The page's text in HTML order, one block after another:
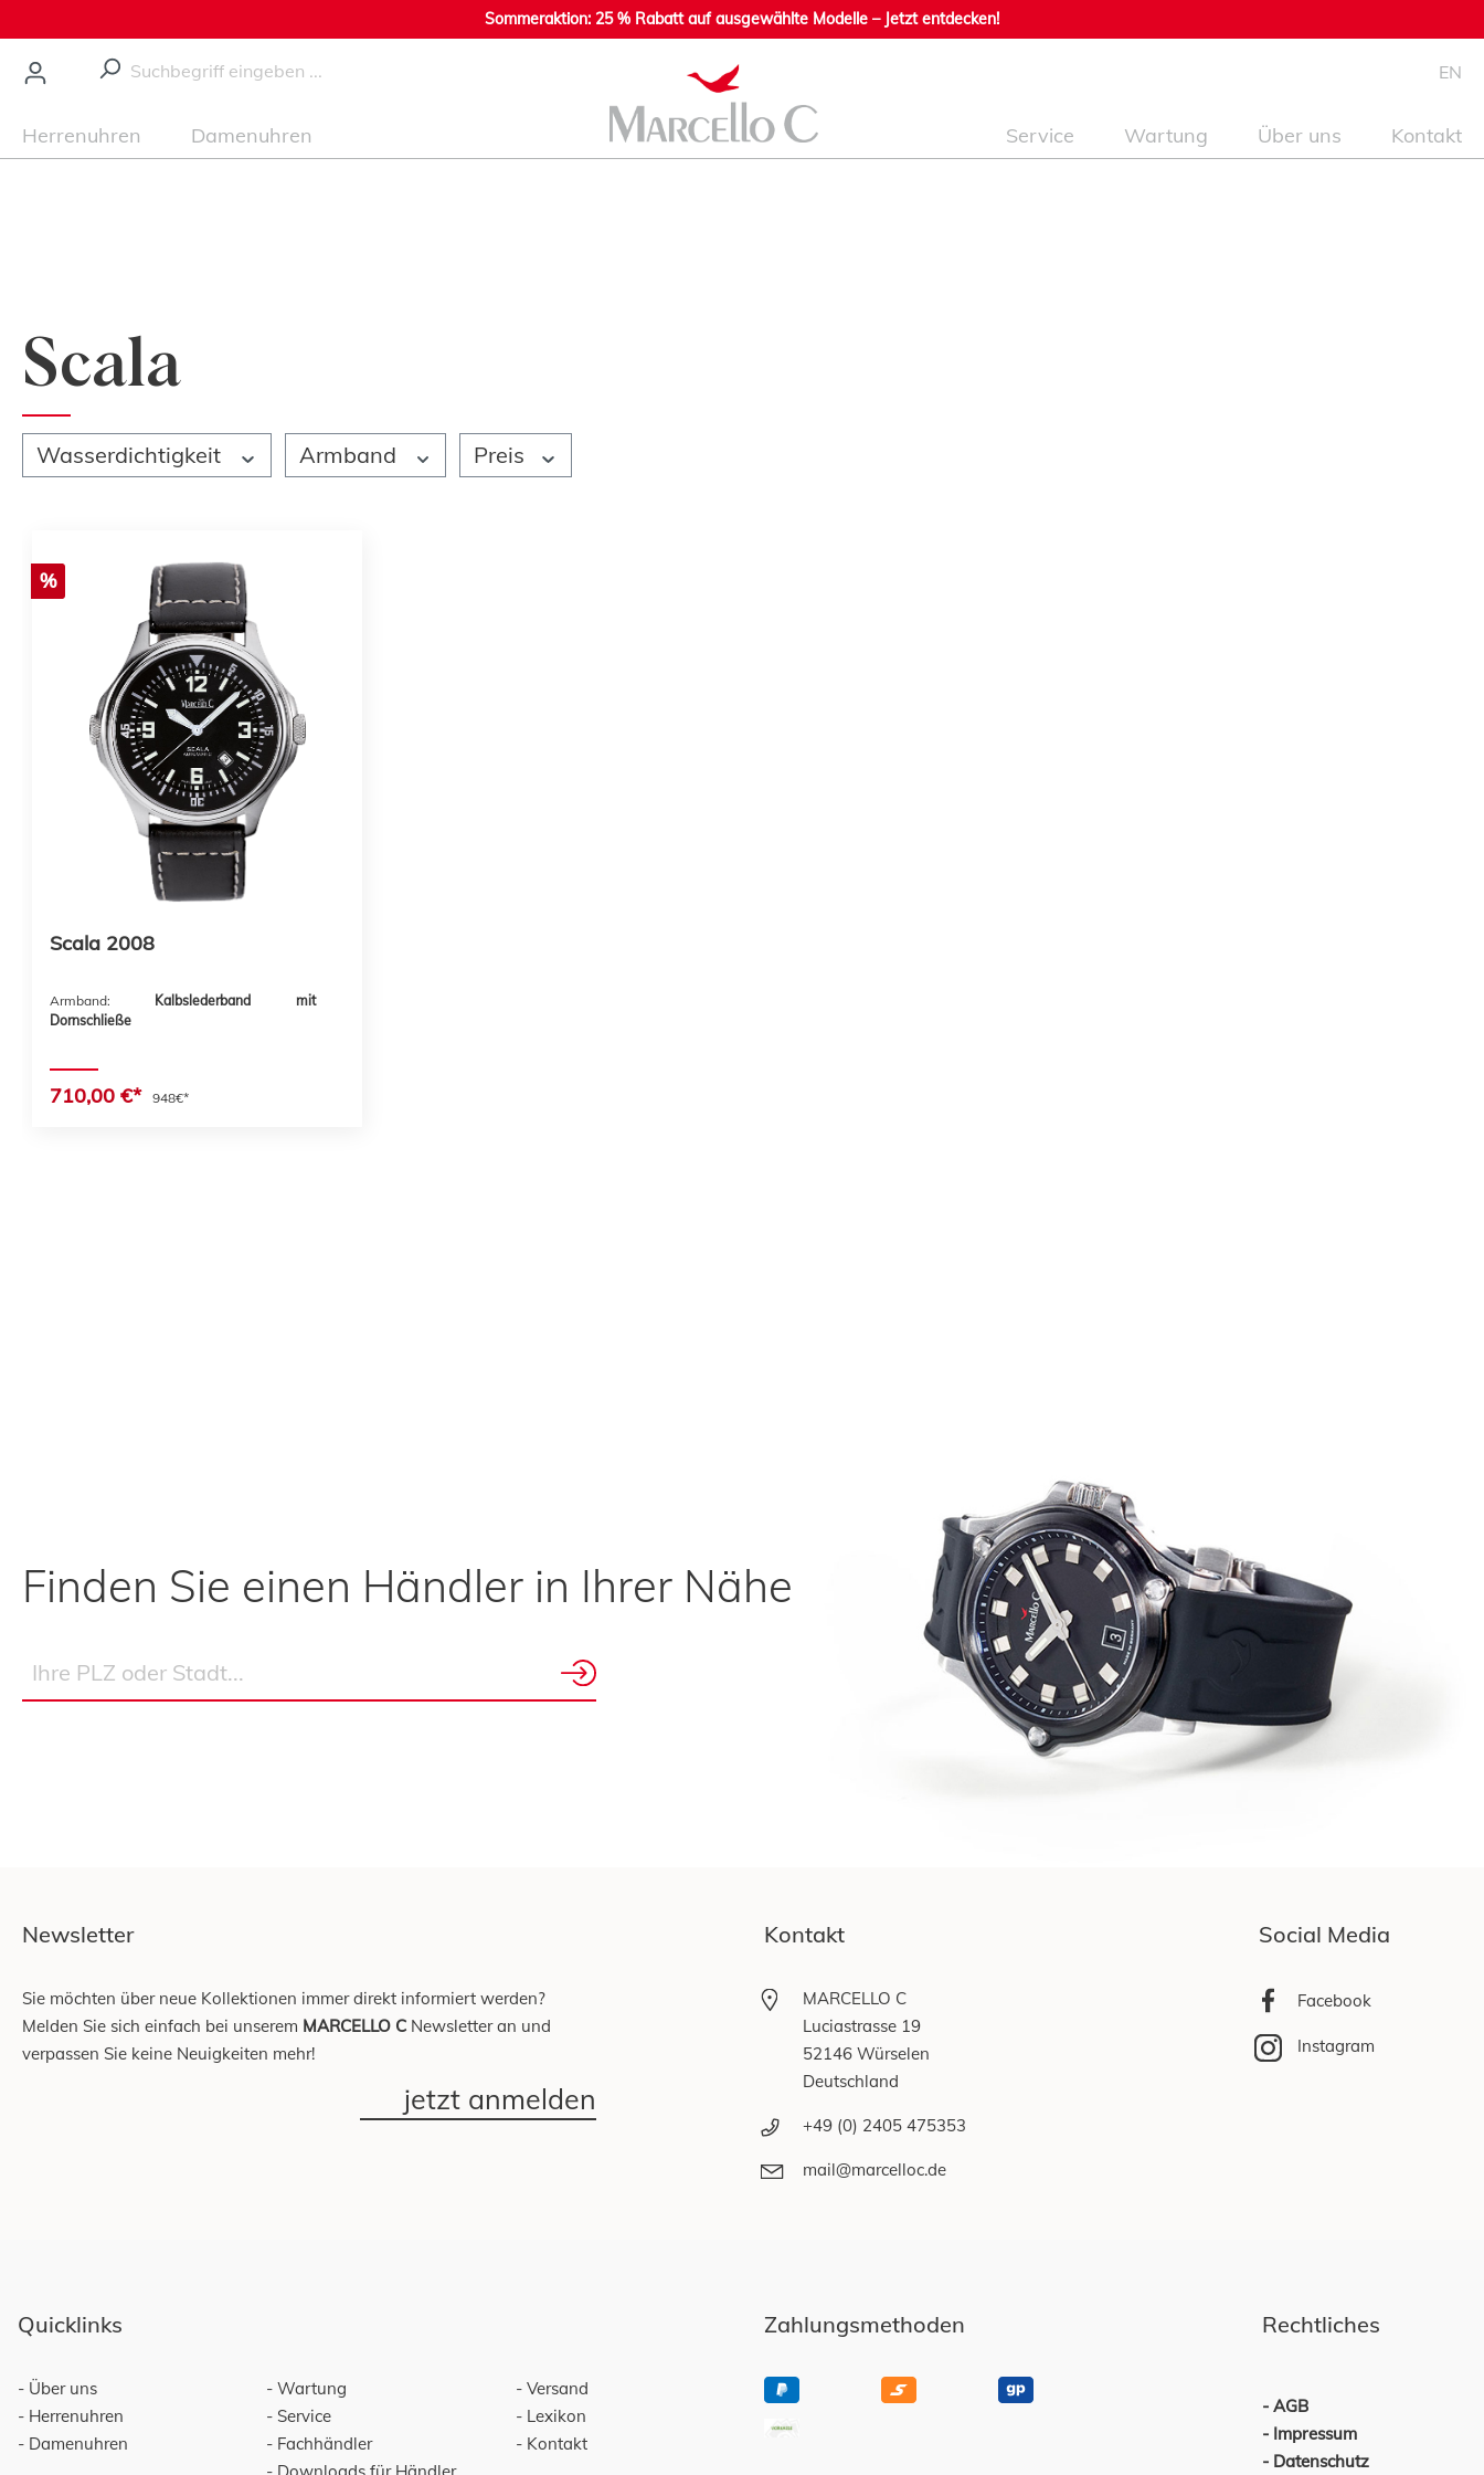
Sommeraktion: 25 % Rabatt auf ausgewählte Modelle – Jetzt entdecken!
EN
Herrenuhren Damenuhren Service Wartung Über uns Kontakt
Scala
Wasserdichtigkeit Armband Preis
%
Scala 2008
Armband:
Kalbslederband mit
Dornschließe
710,00 €* 948€*
Finden Sie einen Händler in Ihrer Nähe
Newsletter
Sie möchten über neue Kollektionen immer direkt informiert werden?
Melden Sie sich einfach bei unserem MARCELLO C Newsletter an und
verpassen Sie keine Neuigkeiten mehr!
jetzt anmelden
Kontakt
MARCELLO C
Luciastrasse 19
52146 Würselen
Deutschland
+49 (0) 2405 475353
mail@marcelloc.de
Social Media
Facebook
Instagram
Quicklinks
Über uns
Herrenuhren
Damenuhren
Wartung
Service
Fachhändler
Versand
Lexikon
Kontakt
Zahlungsmethoden Rechtliches
AGB
Impressum
Datenschutz